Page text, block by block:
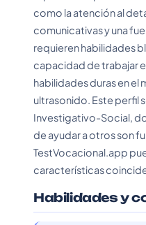
como la atención al
comunicativas y una
requieren habilidades
capacidad de trabajar
habilidades duras en el
ultrasonido. Este perfil
Investigativo-Social,
de ayudar a otros son
TestVocacional.app
características
Habilidades y